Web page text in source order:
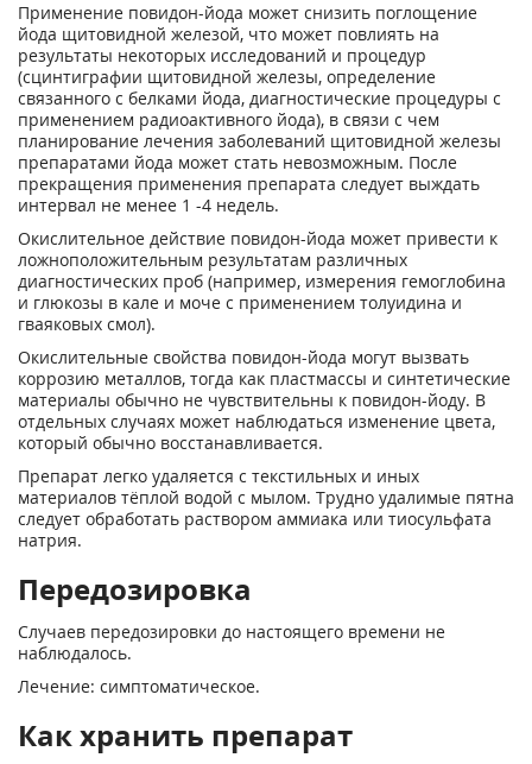
Применение повидон-йода может снизить поглощение
йода щитовидной железой, что может повлиять на
результаты некоторых исследований и процедур
(сцинтиграфии щитовидной железы, определение
связанного с белками йода, диагностические процедуры с
применением радиоактивного йода), в связи с чем
планирование лечения заболеваний щитовидной железы
препаратами йода может стать невозможным. После
прекращения применения препарата следует выждать
интервал не менее 1 -4 недель.
Окислительное действие повидон-йода может привести к
ложноположительным результатам различных
диагностических проб (например, измерения гемоглобина
и глюкозы в кале и моче с применением толуидина и
гваяковых смол).
Окислительные свойства повидон-йода могут вызвать
коррозию металлов, тогда как пластмассы и синтетические
материалы обычно не чувствительны к повидон-йоду. В
отдельных случаях может наблюдаться изменение цвета,
который обычно восстанавливается.
Препарат легко удаляется с текстильных и иных
материалов тёплой водой с мылом. Трудно удалимые пятна
следует обработать раствором аммиака или тиосульфата
натрия.
Передозировка
Случаев передозировки до настоящего времени не
наблюдалось.
Лечение: симптоматическое.
Как хранить препарат